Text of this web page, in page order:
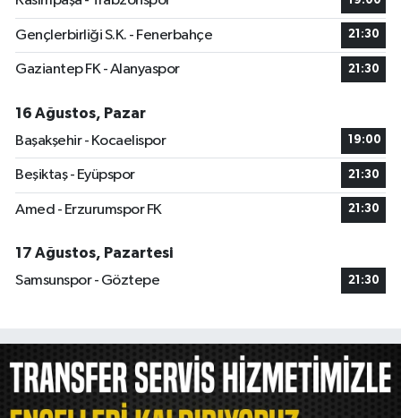
Gençlerbirliği S.K. - Fenerbahçe 21:30
Gaziantep FK - Alanyaspor 21:30
16 Ağustos, Pazar
Başakşehir - Kocaelispor
19:00
Beşiktaş - Eyüpspor 21:30
Amed - Erzurumspor FK 21:30
17 Ağustos, Pazartesi
Samsunspor - Göztepe
21:30